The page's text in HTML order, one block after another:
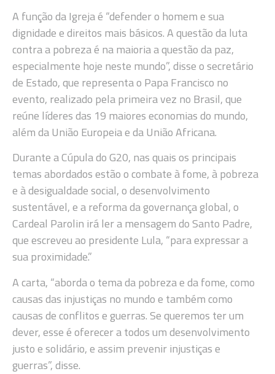
A função da Igreja é “defender o homem e sua
dignidade e direitos mais básicos. A questão da luta
contra a pobreza é na maioria a questão da paz,
especialmente hoje neste mundo”, disse o secretário
de Estado, que representa o Papa Francisco no
evento, realizado pela primeira vez no Brasil, que
reúne líderes das 19 maiores economias do mundo,
além da União Europeia e da União Africana.
Durante a Cúpula do G20, nas quais os principais
temas abordados estão o combate à fome, à pobreza
e à desigualdade social, o desenvolvimento
sustentável, e a reforma da governança global, o
Cardeal Parolin irá ler a mensagem do Santo Padre,
que escreveu ao presidente Lula, “para expressar a
sua proximidade.”
A carta, “aborda o tema da pobreza e da fome, como
causas das injustiças no mundo e também como
causas de conflitos e guerras. Se queremos ter um
dever, esse é oferecer a todos um desenvolvimento
justo e solidário, e assim prevenir injustiças e
guerras”, disse.